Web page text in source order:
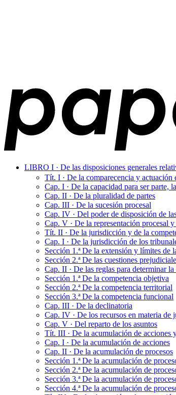
LIBRO I · De las disposiciones generales
Tít. I · De la comparecencia y actuación
Cap. I · De la capacidad para ser parte,
Cap. II · De la pluralidad de partes
Cap. III · De la sucesión procesal
Cap. IV · Del poder de disposición de
Cap. V · De la representación procesal
Tít. II · De la jurisdicción y de la
Cap. I · De la jurisdicción de los
Sección 1.ª De la extensión y límites
Sección 2.ª De las cuestiones
Cap. II · De las reglas para determinar la
Sección 1.ª De la competencia objetiva
Sección 2.ª De la competencia territorial
Sección 3.ª De la competencia funcional
Cap. III · De la declinatoria
Cap. IV · De los recursos en materia de
Cap. V · Del reparto de los asuntos
Tít. III · De la acumulación de acciones
Cap. I · De la acumulación de acciones
Cap. II · De la acumulación de procesos
Sección 1.ª De la acumulación de
Sección 2.ª De la acumulación de
Sección 3.ª De la acumulación de
Sección 4.ª De la acumulación de